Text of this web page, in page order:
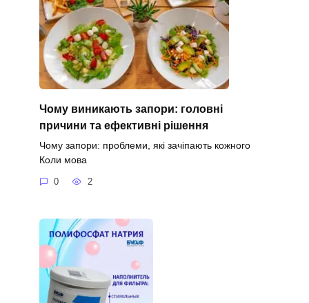
Чому виникають запори: головні
причини та ефективні рішення
Чому запори: проблеми, які зачіпають кожного
Коли мова
0 2